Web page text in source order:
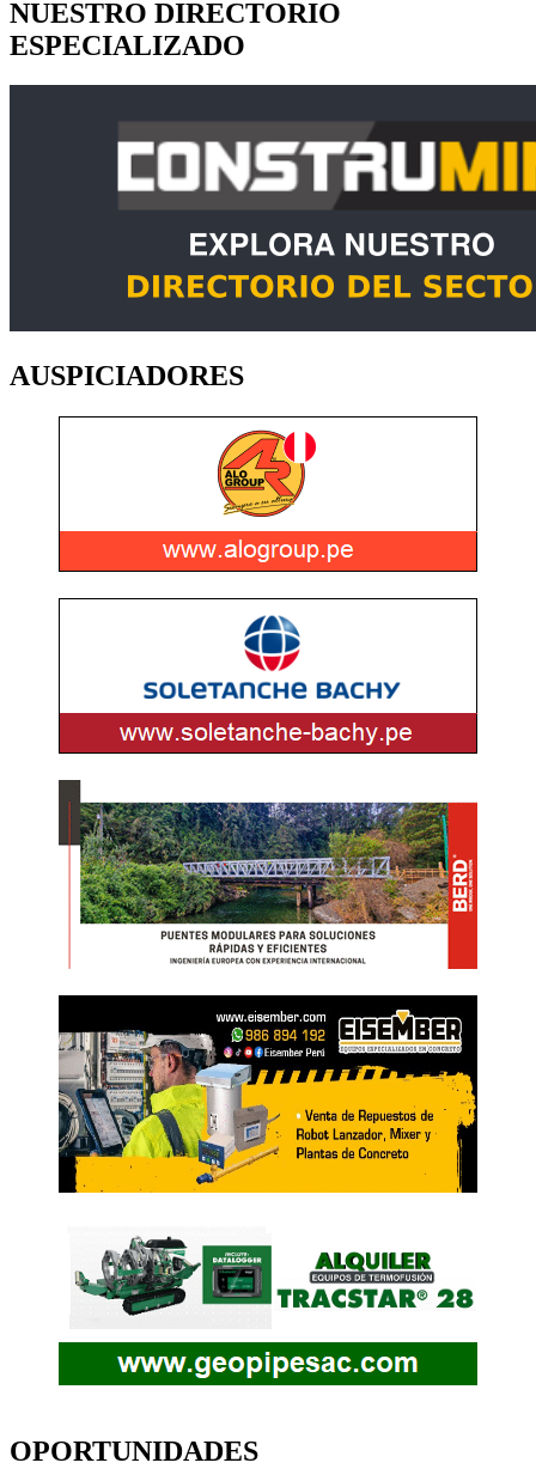
NUESTRO DIRECTORIO
ESPECIALIZADO
AUSPICIADORES
OPORTUNIDADES